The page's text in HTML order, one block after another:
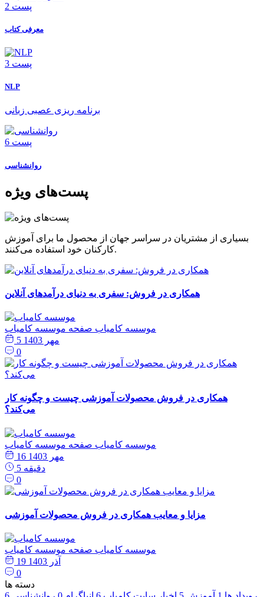
2 پست
معرفی کتاب
3 پست
NLP
برنامه ریزی عصبی زبانی
6 پست
روانشناسی
پست‌های ویژه
بسیاری از مشتریان در سراسر جهان از محصول ما برای آموزش
کارکنان خود استفاده می‌کنند.
همکاری در فروش: سفری به دنیای درآمدهای آنلاین
موسسه کامیاب صفحه موسسه کامیاب
5 مهر 1403
0
همکاری در فروش محصولات آموزشی چیست و چگونه کار
می‌کند؟
موسسه کامیاب صفحه موسسه کامیاب
16 مهر 1403
5 دقیقه
0
مزایا و معایب همکاری در فروش محصولات آموزشی
موسسه کامیاب صفحه موسسه کامیاب
19 آذر 1403
0
دسته ها